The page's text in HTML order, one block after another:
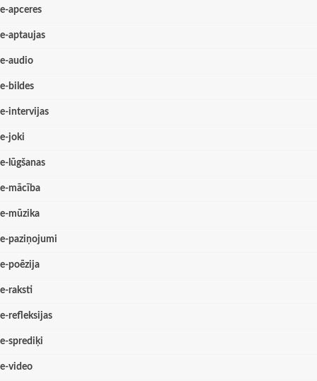
e-apceres
e-aptaujas
e-audio
e-bildes
e-intervijas
e-joki
e-lūgšanas
e-mācība
e-mūzika
e-paziņojumi
e-poēzija
e-raksti
e-refleksijas
e-sprediķi
e-video